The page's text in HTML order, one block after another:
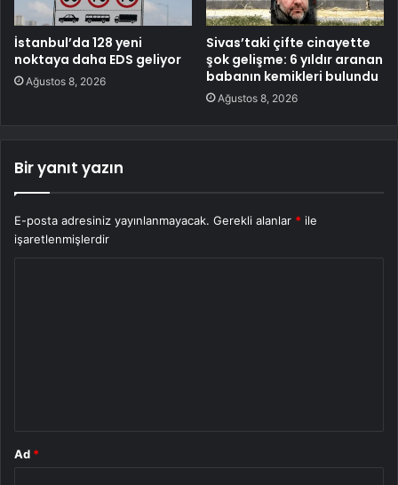
İstanbul’da 128 yeni
noktaya daha EDS geliyor
Ağustos 8, 2026
Sivas’taki çifte cinayette
şok gelişme: 6 yıldır aranan
babanın kemikleri bulundu
Ağustos 8, 2026
Bir yanıt yazın
E-posta adresiniz yayınlanmayacak. Gerekli alanlar * ile
işaretlenmişlerdir
Ad *